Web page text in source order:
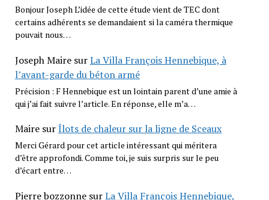
Bonjour Joseph L’idée de cette étude vient de TEC dont
certains adhérents se demandaient si la caméra thermique
pouvait nous…
Joseph MairesurLa Villa François Hennebique, à
l’avant-garde du béton armé
Précision : F Hennebique est un lointain parent d’une amie à
qui j’ai fait suivre l’article. En réponse, elle m’a…
MairesurÎlots de chaleur sur la ligne de Sceaux
Merci Gérard pour cet article intéressant qui méritera
d’être approfondi. Comme toi, je suis surpris sur le peu
d’écart entre…
Pierre bozzonnesurLa Villa François Hennebique,